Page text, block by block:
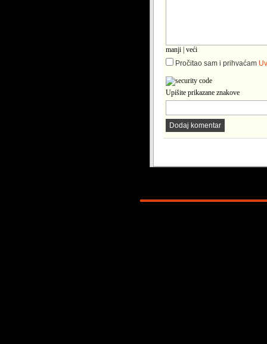
manji veći
Pročitao sam i prihvaćam
Upišite prikazane znakove
Dodaj komentar